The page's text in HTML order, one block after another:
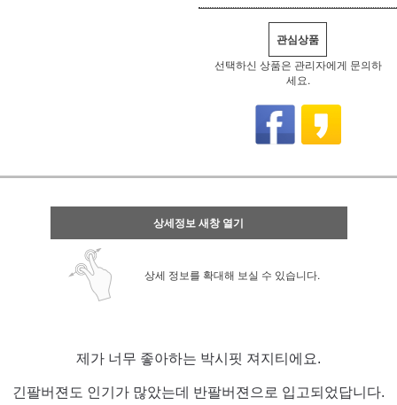
관심상품
선택하신 상품은 관리자에게 문의하
세요.
상세정보 새창 열기
상세 정보를 확대해 보실 수 있습니다.
제가 너무 좋아하는 박시핏 져지티에요.
긴팔버젼도 인기가 많았는데 반팔버젼으로 입고되었답니다.